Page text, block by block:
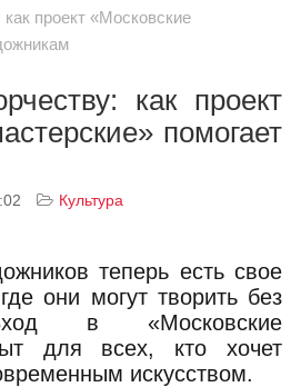
проект «Московские
как проект
помогает
Культура
теперь есть свое
они могут творить без
в «Московские
для всех, кто хочет
искусством.